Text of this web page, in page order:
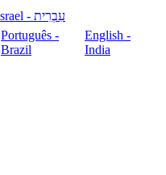
עִבְרִית - Israel
Português -
Brazil
English -
India